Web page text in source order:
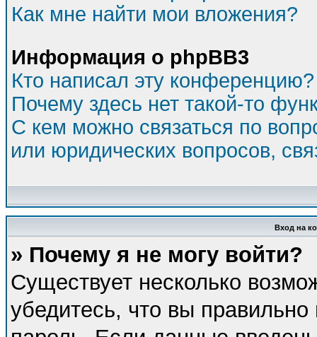
Как мне найти мои вложения?
Информация о phpBB3
Кто написал эту конференцию?
Почему здесь нет такой-то
С кем можно связаться по
или юридических вопросов,
Вход на
» Почему я не могу войти?
Существует несколько
убедитесь, что вы